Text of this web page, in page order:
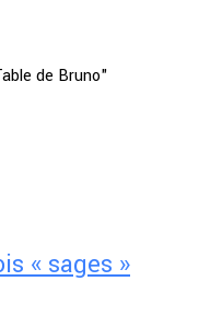
de Bruno"
« sages »